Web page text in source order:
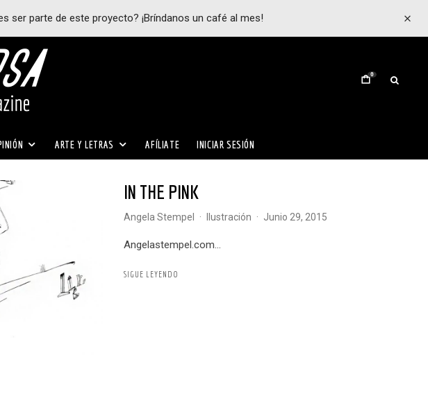
ser parte de este proyecto? ¡Bríndanos un café al mes!
0
ARTE Y LETRAS AFÍLIATE INICIAR SESIÓN
IN THE PINK
Angela Stempel · Ilustración · junio 29, 2015
angelastempel.com...
SIGUE LEYENDO